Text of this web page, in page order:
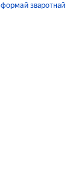
формай зваротнай